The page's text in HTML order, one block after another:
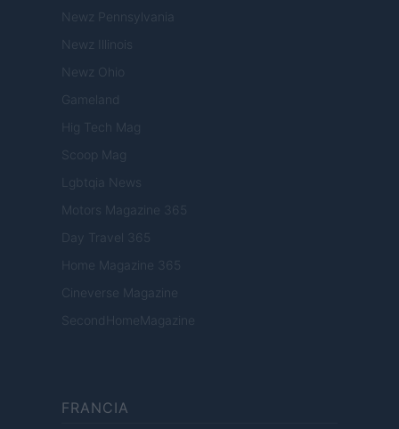
Newz Pennsylvania
Newz Illinois
Newz Ohio
Gameland
Hig Tech Mag
Scoop Mag
Lgbtqia News
Motors Magazine 365
Day Travel 365
Home Magazine 365
Cineverse Magazine
SecondHomeMagazine
FRANCIA